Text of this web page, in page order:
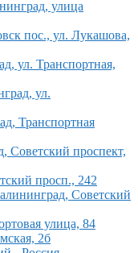
улица
пос., ул. Лукашова,
ул. Транспортная,
ул.
Транспортная
Советский проспект,
просп., 242
Советский
улица, 84
2б